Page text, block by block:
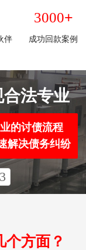
伴
3000+
成功回款案例
法专业
的讨债流程
解决债务纠纷
个方面？